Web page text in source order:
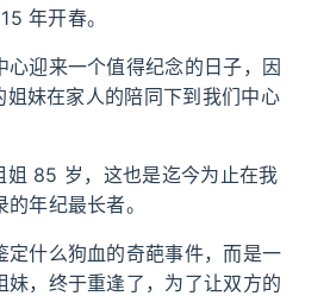
年开春。
心迎来一个值得纪念的日子，因
妹在家人的陪同下到我们中心
85 岁，这也是迄今为止在我
年纪最长者。
定什么狗血的奇葩事件，而是一
妹，终于重逢了，为了让双方的